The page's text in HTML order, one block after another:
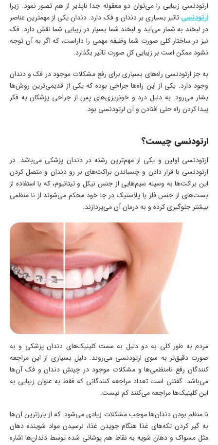
ارتودنسی زیبایی را می‌توان دو معقوله جدا ناپذیر از هم تصور نمود. زیرا
ارتودنسی تاثیر بسیاری بر دندان و فک دارد. دندان یکی از مهمترین عناصر
در لبخند به شمار می‌آید و لبخند شما بسیار در زیبایی شما نقش دارد. فک
نیز در ساختار کلی صورت شما وظیفه مهمی را داراست، که اگر به آن توجه
نشود ممکن است بر زیبایی کل صورت تاثیر بگذارد.
به جز ارتودنسی راه‌های بسیاری برای رفع مشکلات موجود در فک و دندان
وجود دارد. یکی از این راه‌ها جراحی بوده که یکی از قدیمی‌ترین روش‌ها
بشار می‌رود. به دلیل درد و خونریزی‌های پس از جراحی پزشکان به فکر
پیدا کردن راه حلی افتادن و آن لرتودنسی بود.
ارتودنسی چیست؟
ارتودنسی اولین و یکی از مهم‌ترین رشته در دندان پزشکی می‌باشد. در
ارتودنسی با قرار دادن و چسباندن براکت‌های بر رو دندان و متصل کردن
این براکت‌ها به وسیله سیم‌هایی از جنس نیکل و تیتانیوم، که با استفاده از
بست‌های از جنس فلز یا پلاستیک در جا خود محکم می‌شوند از نا منظمی
بیشتر جلوگیری کرده و به درمان آن می‌پردازند.
مردم به طور کلی به دو دلیل به سمت کلینیک‌های دندان پزشکی و به
صورت دقیق‌تر به سوی ارتودنسی می‌روند. دلیل بسیاری از این مراجعه
کنندگان رفع نامنظمی‌ها و مشکلات موجود در چینش دندان و فک آن‌ها
می‌باشد. گفتنی است تعداد مراجعه کنندگانی که فقط به عنوان زیبایی به
این کلینیک‌ها مراجعه می‌کنند کم نیست.
نا منظم بودن دندان‌ها موجب مشکلات زیادی می‌شود. که از بارز‌ترین آن‌ها
به گیر کردن تکه‌های غذا هنگام جویدن غذا، نرسیدن مواد شوینده دهان
مثل مسواک و دهان شویه به نقاط هم پوشانی شده توسط دندان‌ها اشاره